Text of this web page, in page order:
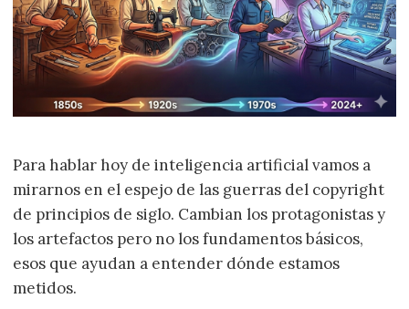
Para hablar hoy de inteligencia artificial vamos a
mirarnos en el espejo de las guerras del copyright
de principios de siglo. Cambian los protagonistas y
los artefactos pero no los fundamentos básicos,
esos que ayudan a entender dónde estamos
metidos.